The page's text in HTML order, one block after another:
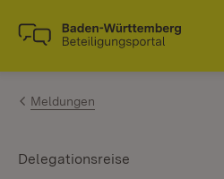
Zum Inhalt springen
Link zur Startseite
Meldungen
Delegationsreise